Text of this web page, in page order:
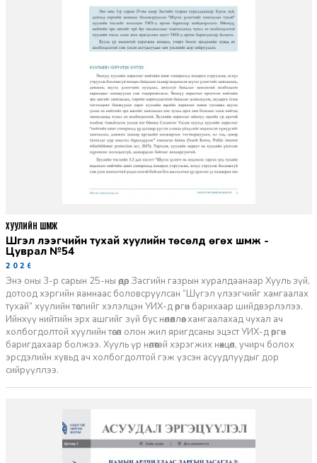
Шүгэл үлээгчийн тухай хуулийн төсөлд өгөх шүүмж -
Цуврал №54
2026-07-27
Энэ оны 3-р сарын 25-ны өдөр Засгийн газрын хуралдаанаар Хууль зүй,
дотоод хэргийн яамнаас боловсруулсан “Шүгэл үлээгчийг хамгаалах
тухай” хуулийн төслийг хэлэлцэн УИХ-д өргөн барихаар шийдвэрлэлээ.
Ийнхүү нийтийн эрх ашгийг зүй бус нөлөөллөөс хамгаалахад чухал ач
холбогдолтой хуулийн төсөл олон жил яригдсаны эцэст УИХ-д өргөн
баригдахаар болжээ. Хууль үр нөлөөтэй хэрэгжих нөхцөл, учирч болох
эрсдэлийн хувьд ач холбогдолтой гэж үзсэн асуудлуудыг дор
сийрүүллээ.
ХУУЛИЙН ШҮҮМЖ